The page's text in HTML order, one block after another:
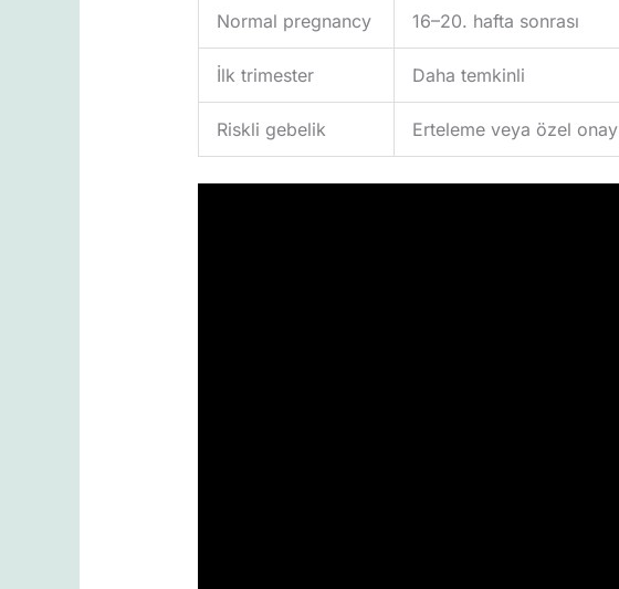
Normal pregnancy 16–20. hafta sonrası
İlk trimester Daha temkinli
Riskli gebelik Erteleme veya özel onay